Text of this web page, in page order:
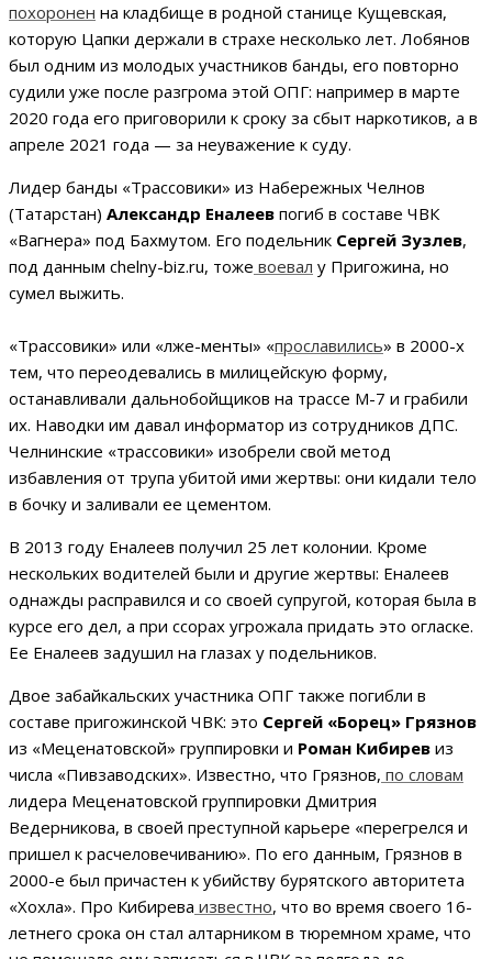
похоронен на кладбище в родной станице Кущевская,
которую Цапки держали в страхе несколько лет. Лобянов
был одним из молодых участников банды, его повторно
судили уже после разгрома этой ОПГ: например в марте
2020 года его приговорили к сроку за сбыт наркотиков, а в
апреле 2021 года — за неуважение к суду.
Лидер банды «Трассовики» из Набережных Челнов
(Татарстан) Александр Еналеев погиб в составе ЧВК
«Вагнера» под Бахмутом. Его подельник Сергей Зузлев,
под данным chelny-biz.ru, тоже воевал у Пригожина, но
сумел выжить.
«Трассовики» или «лже-менты» «прославились» в 2000-х
тем, что переодевались в милицейскую форму,
останавливали дальнобойщиков на трассе М-7 и грабили
их. Наводки им давал информатор из сотрудников ДПС.
Челнинские «трассовики» изобрели свой метод
избавления от трупа убитой ими жертвы: они кидали тело
в бочку и заливали ее цементом.
В 2013 году Еналеев получил 25 лет колонии. Кроме
нескольких водителей были и другие жертвы: Еналеев
однажды расправился и со своей супругой, которая была в
курсе его дел, а при ссорах угрожала придать это огласке.
Ее Еналеев задушил на глазах у подельников.
Двое забайкальских участника ОПГ также погибли в
составе пригожинской ЧВК: это Сергей «Борец» Грязнов
из «Меценатовской» группировки и Роман Кибирев из
числа «Пивзаводских». Известно, что Грязнов, по словам
лидера Меценатовской группировки Дмитрия
Ведерникова, в своей преступной карьере «перегрелся и
пришел к расчеловечиванию». По его данным, Грязнов в
2000-е был причастен к убийству бурятского авторитета
«Хохла». Про Кибирева известно, что во время своего 16-
летнего срока он стал алтарником в тюремном храме, что